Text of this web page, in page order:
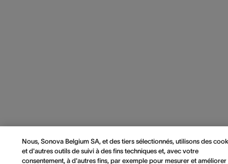
Nous, Sonova Belgium SA, et des tiers sélectionnés, utilisons des
et d'autres outils de suivi à des fins techniques et, avec votre
consentement, à d'autres fins, par exemple pour mesurer et améliorer